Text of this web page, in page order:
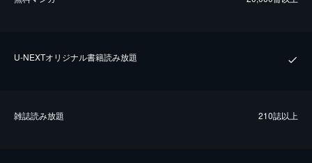
U-NEXTオリジナル書籍読み放題
雑誌読み放題 210誌以上